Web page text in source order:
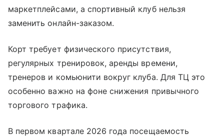
маркетплейсами, а спортивный клуб нельзя
заменить онлайн-заказом.
Корт требует физического присутствия,
регулярных тренировок, аренды времени,
тренеров и комьюнити вокруг клуба. Для ТЦ это
особенно важно на фоне снижения привычного
торгового трафика.
В первом квартале 2026 года посещаемость